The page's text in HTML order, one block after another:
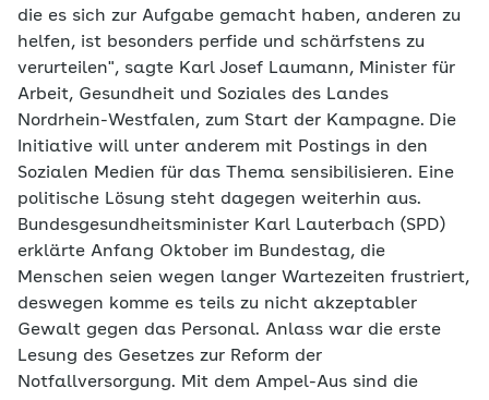
die es sich zur Aufgabe gemacht haben, anderen zu
helfen, ist besonders perfide und schärfstens zu
verurteilen", sagte Karl Josef Laumann, Minister für
Arbeit, Gesundheit und Soziales des Landes
Nordrhein-Westfalen, zum Start der Kampagne. Die
Initiative will unter anderem mit Postings in den
Sozialen Medien für das Thema sensibilisieren. Eine
politische Lösung steht dagegen weiterhin aus.
Bundesgesundheitsminister Karl Lauterbach (SPD)
erklärte Anfang Oktober im Bundestag, die
Menschen seien wegen langer Wartezeiten frustriert,
deswegen komme es teils zu nicht akzeptab­ler
Gewalt gegen das Personal. Anlass war die erste
Lesung des Gesetzes zur Reform der
Notfallversorgung. Mit dem Ampel-Aus sind die